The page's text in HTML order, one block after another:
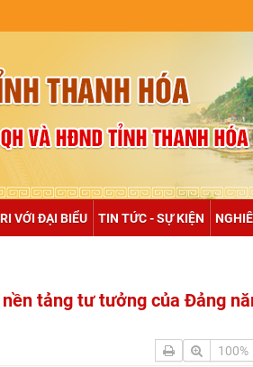
VỚI ĐẠI BIỂU TIN TỨC - SỰ KIỆN
tảng tư tưởng của Đảng
100%